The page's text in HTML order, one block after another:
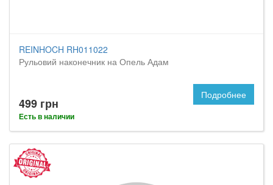
REINHOCH RH011022
Рульовий наконечник на Опель Адам
499 грн
Есть в наличии
Подробнее